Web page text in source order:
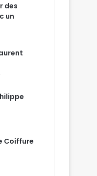
des
un
Coiffure